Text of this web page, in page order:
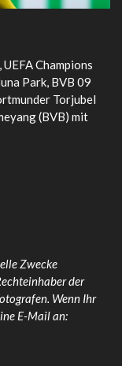
Champions
Park, BVB 09
Torjubel
(BVB) mit
Zwecke
der
Wenn Ihr
E-Mail an: